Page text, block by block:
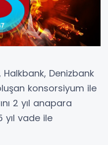
Denizbank
konsorsiyum ile
2 yıl anapara
yıl vade ile